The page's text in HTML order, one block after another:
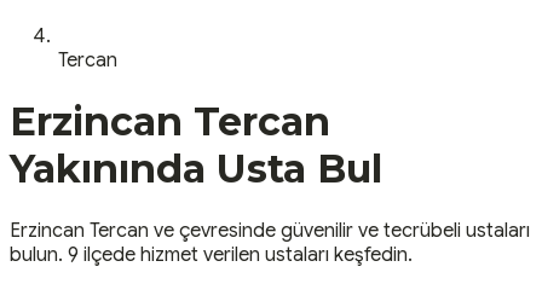
Tercan
Erzincan Tercan
Yakınında Usta Bul
Erzincan Tercan ve çevresinde güvenilir ve tecrübeli ustaları
bulun. 9 ilçede hizmet verilen ustaları keşfedin.